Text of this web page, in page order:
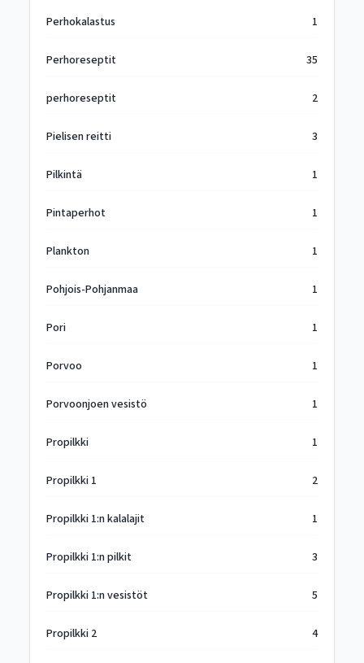
Perhokalastus 1
Perhoreseptit 35
perhoreseptit 2
Pielisen reitti 3
Pilkintä 1
Pintaperhot 1
Plankton 1
Pohjois-Pohjanmaa 1
Pori 1
Porvoo 1
Porvoonjoen vesistö 1
Propilkki 1
Propilkki 1 2
Propilkki 1:n kalalajit 1
Propilkki 1:n pilkit 3
Propilkki 1:n vesistöt 5
Propilkki 2 4